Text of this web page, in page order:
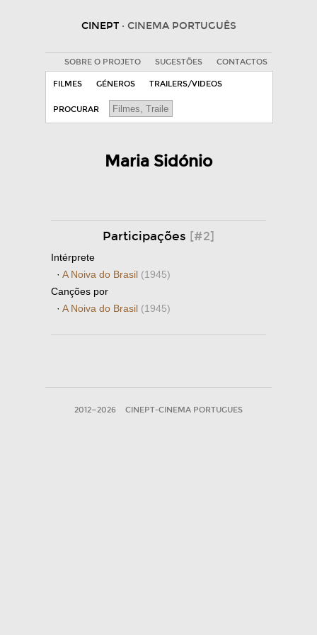
CINEPT · CINEMA PORTUGUÊS
SOBRE O PROJETO SUGESTÕES CONTACTOS
FILMES GÉNEROS TRAILERS/VIDEOS
PROCURAR
Maria Sidónio
Participações [#2]
Intérprete
· A Noiva do Brasil (1945)
Canções por
· A Noiva do Brasil (1945)
2012—2026 CINEPT-CINEMA PORTUGUES